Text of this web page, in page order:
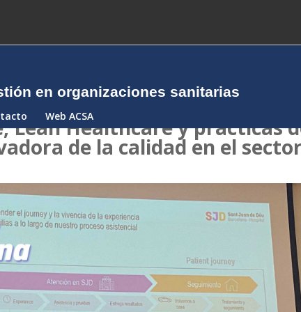
en organizaciones sanitarias
Web ACSA
Lean Healthcare y prácticas
de la calidad en el